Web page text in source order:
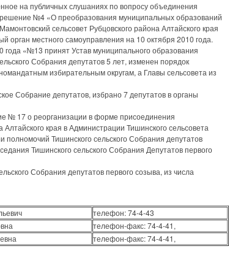
на публичных слушаниях по вопросу объединения
№4 «О преобразования муниципальных образований
сельсовет Рубцовского района Алтайского края
местного самоуправления на 10 октября 2010 года.
«№13 принят Устав муниципального образования
Собрания депутатов 5 лет, изменен порядок
избирательным округам, а Главы сельсовета из
Собрание депутатов, избрано 7 депутатов в органы
№ 17 о реорганизации в форме присоединения
края в Администрации Тишинского сельсовета
полномочий Тишинского сельского Собрания депутатов
Тишинского сельского Собрания Депутатов первого
Собрания депутатов первого созыва, из числа
телефон: 74-4-43
телефон-факс: 74-4-41,
телефон-факс: 74-4-41,